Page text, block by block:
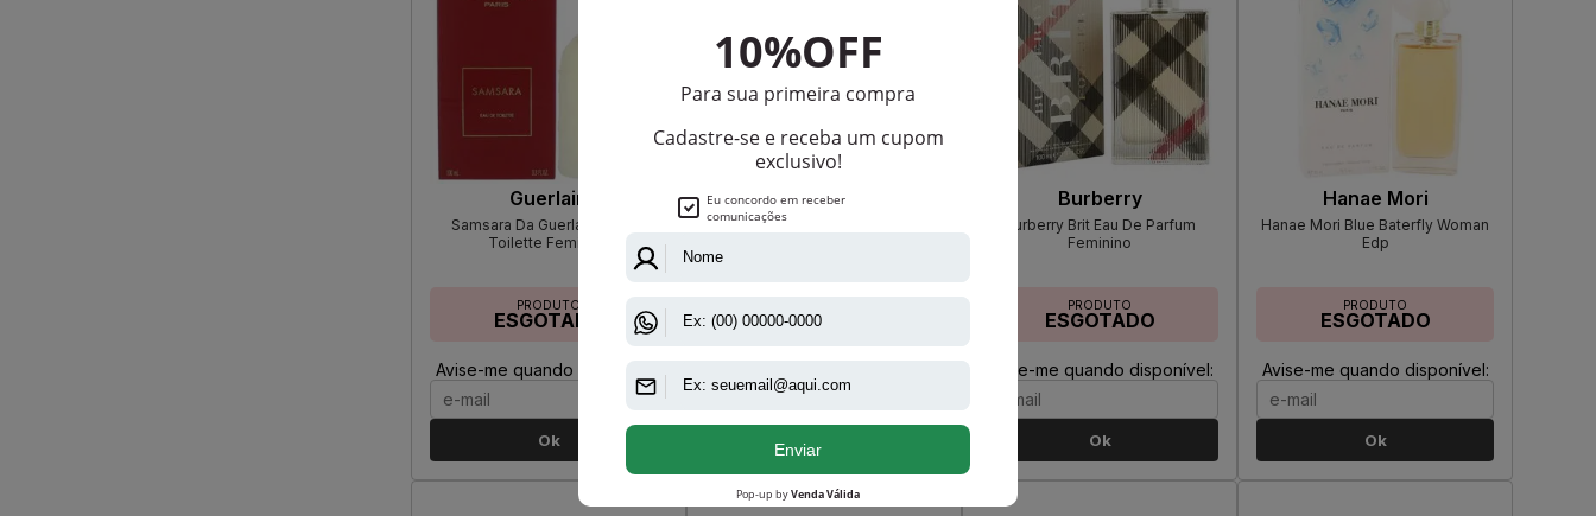
Guerlain
Samsara Da Guerlain Eau De
Toilette Feminino
PRODUTO
ESGOTADO
Avise-me quando disponível:
Ok
Christian Dior
Dior Addict De Christian Dior Eau
ESGOTADO
Burberry
Burberry Brit Eau De Parfum
Feminino
PRODUTO
ESGOTADO
Avise-me quando disponível:
Ok
Hanae Mori
Hanae Mori Blue Baterfly Woman
Edp
PRODUTO
ESGOTADO
Avise-me quando disponível:
Ok